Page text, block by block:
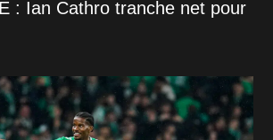
: Ian Cathro tranche net pour